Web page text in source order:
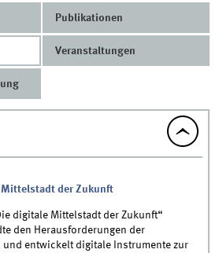
Publikationen
Veranstaltungen
Mittelstadt der Zukunft
digitale Mittelstadt der Zukunft“
den Herausforderungen der
und entwickelt digitale Instrumente zur